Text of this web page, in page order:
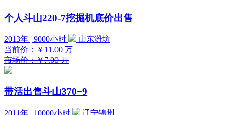
个人斗山220-7挖掘机底价出售
2013年 | 9000小时
山东潍坊
当前价：
￥11.00 万
市场价：￥7.00 万
带活出售斗山370−9
2011年 | 10000小时
辽宁锦州